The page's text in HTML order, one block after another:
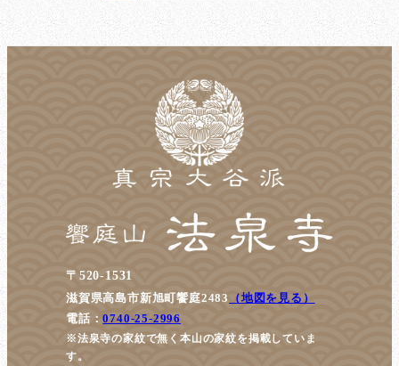
の
〒520-1531
滋賀県高島市新旭町饗庭2483
（地図を見る）
電話：0740-25-2996
※法泉寺の家紋で無く本山の家紋を掲載していま
す。